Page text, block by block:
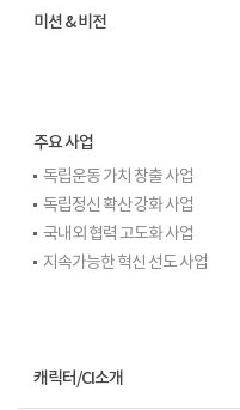
미션 & 비전
주요 사업
독립운동 가치 창출 사업
독립정신 확산 강화 사업
국내외 협력 고도화 사업
지속가능한 혁신 선도 사업
캐릭터/CI소개